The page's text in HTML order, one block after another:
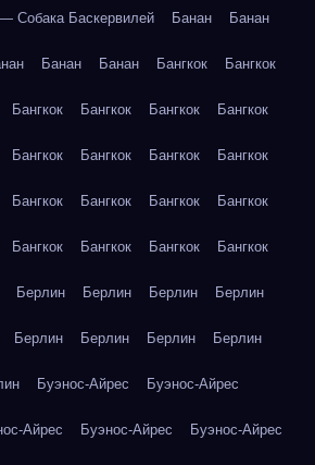
Собака Баскервилей Банан Банан
Банан Банан Бангкок Бангкок
Бангкок Бангкок Бангкок Бангкок
Бангкок Бангкок Бангкок Бангкок
Бангкок Бангкок Бангкок Бангкок
Бангкок Бангкок Бангкок Бангкок
Берлин Берлин Берлин Берлин
Берлин Берлин Берлин Берлин
Буэнос-Айрес Буэнос-Айрес
Айрес Буэнос-Айрес Буэнос-Айрес